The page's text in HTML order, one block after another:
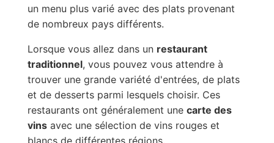
un menu plus varié avec des plats provenant
de nombreux pays différents.
Lorsque vous allez dans un restaurant
traditionnel, vous pouvez vous attendre à
trouver une grande variété d'entrées, de plats
et de desserts parmi lesquels choisir. Ces
restaurants ont généralement une carte des
vinsavec une sélection de vins rouges et
blancs de différentes régions.